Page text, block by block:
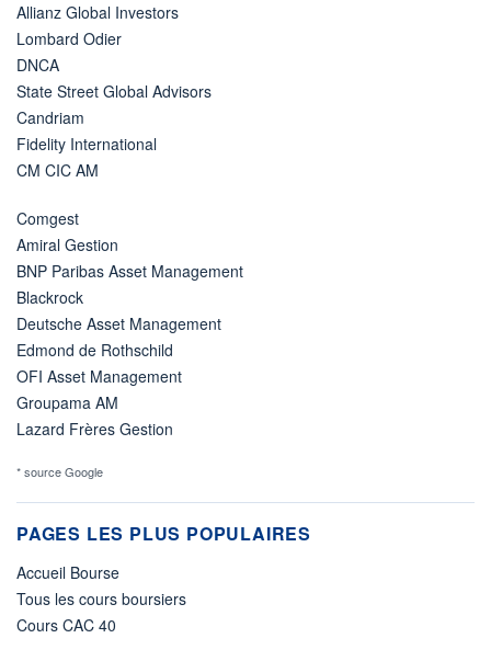
Allianz Global Investors
Lombard Odier
DNCA
State Street Global Advisors
Candriam
Fidelity International
CM CIC AM
Comgest
Amiral Gestion
BNP Paribas Asset Management
Blackrock
Deutsche Asset Management
Edmond de Rothschild
OFI Asset Management
Groupama AM
Lazard Frères Gestion
* source Google
PAGES LES PLUS POPULAIRES
Accueil Bourse
Tous les cours boursiers
Cours CAC 40